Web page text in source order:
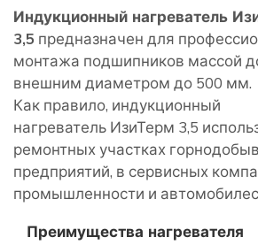
Индукционный нагреватель
3,5 предназначен для
монтажа подшипников массой
внешним диаметром до 500 мм.
Как правило, индукционный
нагреватель ИзиТерм 3,5
ремонтных участках
предприятий, в сервисных
промышленности и
Преимущества нагревателя